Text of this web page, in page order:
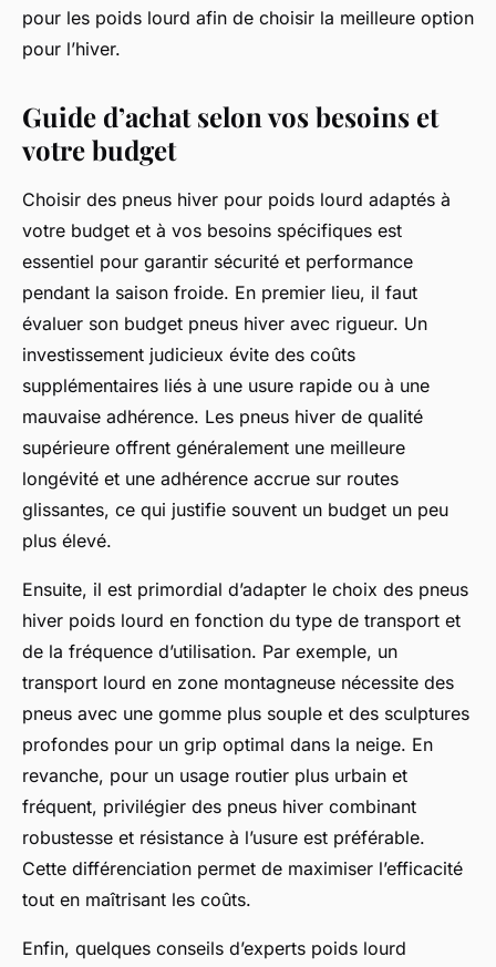
pour les poids lourd afin de choisir la meilleure option
pour l’hiver.
Guide d’achat selon vos besoins et
votre budget
Choisir des pneus hiver pour poids lourd adaptés à
votre budget et à vos besoins spécifiques est
essentiel pour garantir sécurité et performance
pendant la saison froide. En premier lieu, il faut
évaluer son budget pneus hiver avec rigueur. Un
investissement judicieux évite des coûts
supplémentaires liés à une usure rapide ou à une
mauvaise adhérence. Les pneus hiver de qualité
supérieure offrent généralement une meilleure
longévité et une adhérence accrue sur routes
glissantes, ce qui justifie souvent un budget un peu
plus élevé.
Ensuite, il est primordial d’adapter le choix des pneus
hiver poids lourd en fonction du type de transport et
de la fréquence d’utilisation. Par exemple, un
transport lourd en zone montagneuse nécessite des
pneus avec une gomme plus souple et des sculptures
profondes pour un grip optimal dans la neige. En
revanche, pour un usage routier plus urbain et
fréquent, privilégier des pneus hiver combinant
robustesse et résistance à l’usure est préférable.
Cette différenciation permet de maximiser l’efficacité
tout en maîtrisant les coûts.
Enfin, quelques conseils d’experts poids lourd